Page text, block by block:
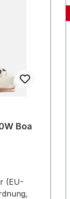
Boa
(EU-